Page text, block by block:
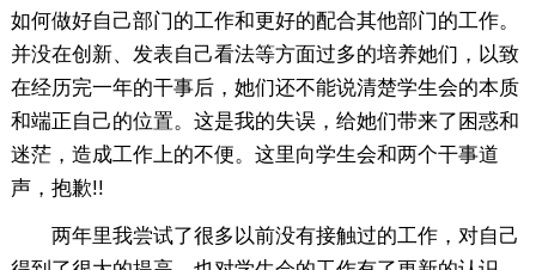
如何做好自己部门的工作和更好的配合其他部门的工作。
并没在创新、发表自己看法等方面过多的培养她们，以致
在经历完一年的干事后，她们还不能说清楚学生会的本质
和端正自己的位置。这是我的失误，给她们带来了困惑和
迷茫，造成工作上的不便。这里向学生会和两个干事道
声，抱歉!!
两年里我尝试了很多以前没有接触过的工作，对自己